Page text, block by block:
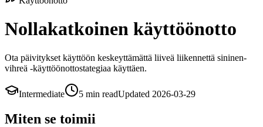
Nollakatkoinen käyttöönotto
Ota päivitykset käyttöön keskeyttämättä liiveä liikennettä sininen-
vihreä -käyttöönottostategiaa käyttäen.
Intermediate 5 min readUpdated 2026-03-29
Miten se toimii